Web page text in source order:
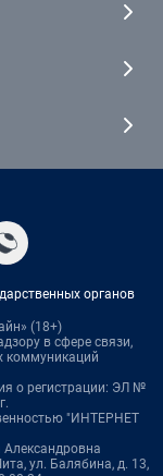
органов
(18+)
в сфере связи,
коммуникаций
о регистрации: ЭЛ №
"ИНТЕРНЕТ
ул. Балябина, д. 13,